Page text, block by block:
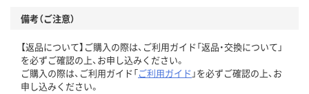
備考（ご注意）
【返品について】ご購入の際は、ご利用ガイド「返品・交換について」
を必ずご確認の上、お申し込みください。
ご購入の際は、ご利用ガイド「ご利用ガイド 」を必ずご確認の上、お
申し込みください。